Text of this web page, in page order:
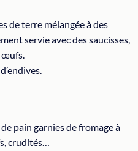
de terre mélangée à des
servie avec des saucisses,
œufs.
pain garnies de fromage à
crudités…